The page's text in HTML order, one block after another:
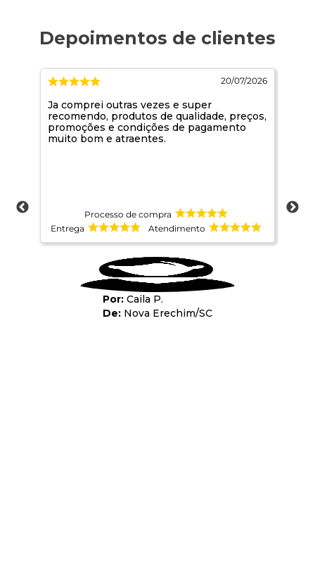
20/07/2026
Ja comprei outras vezes e super
recomendo, produtos de qualidade, preços,
promoções e condições de pagamento
muito bom e atraentes.
Processo de compra
Entrega
Atendimento
Caila P.
Nova Erechim/SC